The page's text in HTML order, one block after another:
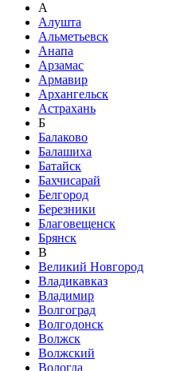
А
Алушта
Альметьевск
Анапа
Арзамас
Армавир
Архангельск
Астрахань
Б
Балаково
Балашиха
Батайск
Бахчисарай
Белгород
Березники
Благовещенск
Брянск
В
Великий Новгород
Владикавказ
Владимир
Волгоград
Волгодонск
Волжск
Волжский
Вологда